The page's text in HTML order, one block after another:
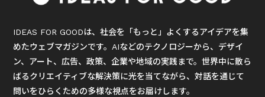
IDEAS FOR GOODは、社会を「もっと」よくするアイデアを集
めたウェブマガジンです。AIなどのテクノロジーから、デザイ
ン、アート、広告、政策、企業や地域の実践まで。世界中に散ら
ばるクリエイティブな解決策に光を当てながら、対話を通じて
問いをひらくための多様な視点をお届けします。